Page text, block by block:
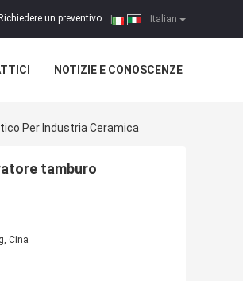
Italian
Richiedere un preventivo |
NOTIZIE E CONOSCENZE
Per Industria Ceramica
tamburo
Cina